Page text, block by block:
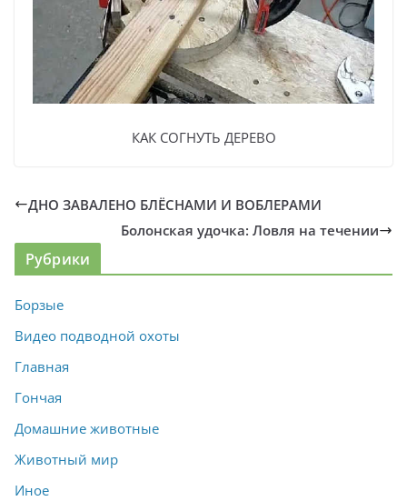
КАК СОГНУТЬ ДЕРЕВО
ДНО ЗАВАЛЕНО БЛЁСНАМИ И ВОБЛЕРАМИ
Болонская удочка: Ловля на течении
Рубрики
Борзые
Видео подводной охоты
Главная
Гончая
Домашние животные
Животный мир
Иное